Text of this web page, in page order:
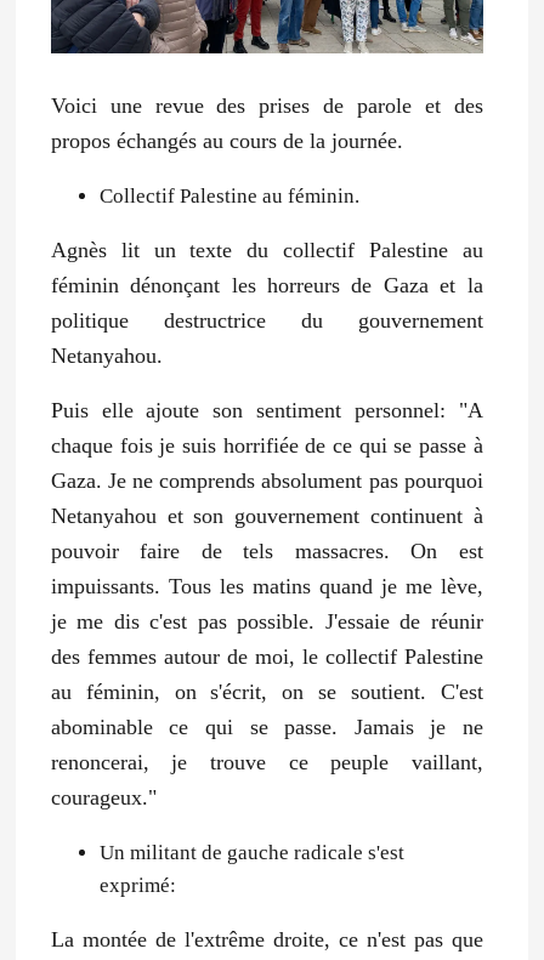
Voici une revue des prises de parole et des
propos échangés au cours de la journée.
Collectif Palestine au féminin.
Agnès lit un texte du collectif Palestine au
féminin dénonçant les horreurs de Gaza et la
politique destructrice du gouvernement
Netanyahou.
Puis elle ajoute son sentiment personnel: "A
chaque fois je suis horrifiée de ce qui se passe à
Gaza. Je ne comprends absolument pas pourquoi
Netanyahou et son gouvernement continuent à
pouvoir faire de tels massacres. On est
impuissants. Tous les matins quand je me lève,
je me dis c'est pas possible. J'essaie de réunir
des femmes autour de moi, le collectif Palestine
au féminin, on s'écrit, on se soutient. C'est
abominable ce qui se passe. Jamais je ne
renoncerai, je trouve ce peuple vaillant,
courageux."
Un militant de gauche radicale s'est
exprimé:
La montée de l'extrême droite, ce n'est pas que